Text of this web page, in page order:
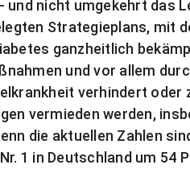
und nicht umgekehrt das
Strategieplans, mit
ganzheitlich
und vor allem
verhindert oder
vermieden werden,
die aktuellen Zahlen
1 in Deutschland um 54